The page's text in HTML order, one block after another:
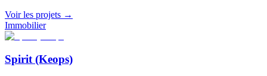
Voir les projets →
Immobilier
Spirit (Keops)